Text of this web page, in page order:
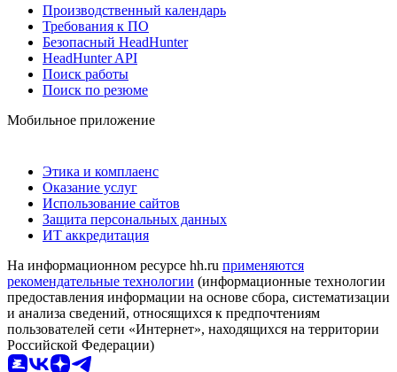
Производственный календарь
Требования к ПО
Безопасный HeadHunter
HeadHunter API
Поиск работы
Поиск по резюме
Мобильное приложение
Этика и комплаенс
Оказание услуг
Использование сайтов
Защита персональных данных
ИТ аккредитация
На информационном ресурсе hh.ru применяются
рекомендательные технологии (информационные технологии
предоставления информации на основе сбора, систематизации
и анализа сведений, относящихся к предпочтениям
пользователей сети «Интернет», находящихся на территории
Российской Федерации)